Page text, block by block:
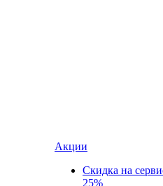
Акции
Скидка на
25%